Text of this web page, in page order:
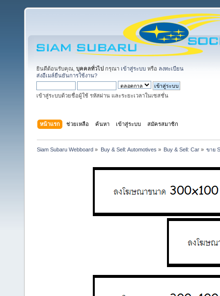
ยินดีต้อนรับคุณ, บุคคลทั่วไป กรุณา เข้าสู่ระบบ หรือ ลงทะเบียน
ส่งอีเมล์ยืนยันการใช้งาน?
เข้าสู่ระบบด้วยชื่อผู้ใช้ รหัสผ่าน และระยะเวลาในเซสชั่น
หน้าแรก ช่วยเหลือ ค้นหา เข้าสู่ระบบ สมัครสมาชิก
Siam Subaru Webboard » Buy & Sell: Automotives » Buy & Sell: Car» ขาย